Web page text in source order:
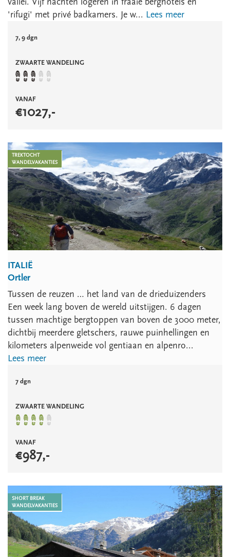
'rifugi' met privé badkamers. Je w... Lees meer
7, 9 dgn
ZWAARTE WANDELING
VANAF
€1027,-
TREKTOCHT
WANDELVAKANTIES
ITALIË
Ortler
Tussen de reuzen … het land van de drieduizenders
Een week lang boven de wereld uitstijgen. 6 dagen
tussen machtige bergtoppen van boven de 3000 meter,
dichtbij meerdere gletschers, rauwe puinhellingen en
kilometers alpenweide vol gentiaan en alpenro...
Lees meer
7 dgn
ZWAARTE WANDELING
VANAF
€987,-
SHORT BREAK
WANDELVAKANTIES